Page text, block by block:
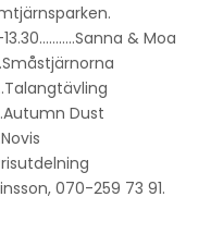
& Moa
Dust
070-259 73 91.